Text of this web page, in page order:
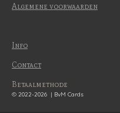
Algemene voorwaarden
Info
Contact
Betaalmethode
© 2022-2026 | BvM Cards